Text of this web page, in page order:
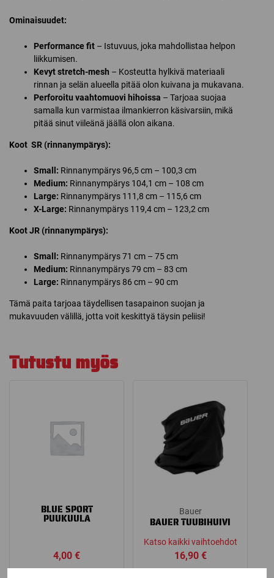
Ominaisuudet:
Performance fit – Istuvuus, joka mahdollistaa helpon
liikkumisen.
Kevyt stretch-mesh – Kosteutta hylkivä materiaali
rinnan ja selän alueella pitää olon kuivana ja mukavana.
Perforoitu vaahtomuovi hihoissa – Tarjoaa suojaa
samalla kun varmistaa ilmankierron käsivarsiin, mikä
pitää sinut viileänä jäällä olon aikana.
Koot SR (rinnanympärys):
Small: Rinnanympärys 96,5 cm – 100,3 cm
Medium: Rinnanympärys 104,1 cm – 108 cm
Large: Rinnanympärys 111,8 cm – 115,6 cm
X-Large: Rinnanympärys 119,4 cm – 123,2 cm
Koot JR (rinnanympärys):
Small: Rinnanympärys 71 cm – 75 cm
Medium: Rinnanympärys 79 cm – 83 cm
Large: Rinnanympärys 86 cm – 90 cm
Tämä paita tarjoaa täydellisen tasapainon suojan ja
mukavuuden välillä, jotta voit keskittyä täysin peliisi!
Tutustu myös
BLUE SPORT
PUUKUULA
4,00€
Bauer
BAUER TUUBIHUIVI
Katso kaikki vaihtoehdot
16,90 €